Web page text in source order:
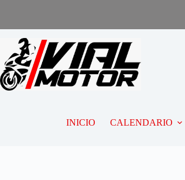
INICIO CALENDARIO